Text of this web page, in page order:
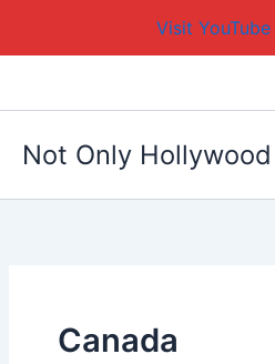
Visit
Not Only Hollywood
Canada